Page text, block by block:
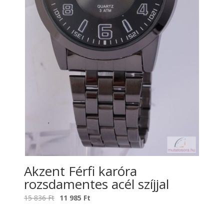
Akzent Férfi karóra
rozsdamentes acél szíjjal
15 836Ft Original
11 985 Ft